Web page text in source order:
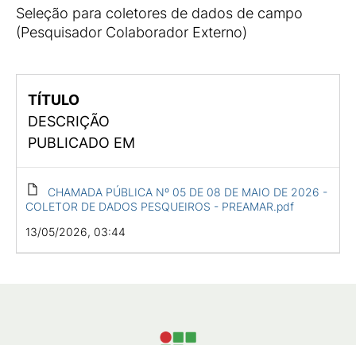
Seleção para coletores de dados de campo
(Pesquisador Colaborador Externo)
TÍTULO
DESCRIÇÃO
PUBLICADO EM
CHAMADA PÚBLICA Nº 05 DE 08 DE MAIO DE 2026 -
COLETOR DE DADOS PESQUEIROS - PREAMAR.pdf
13/05/2026, 03:44